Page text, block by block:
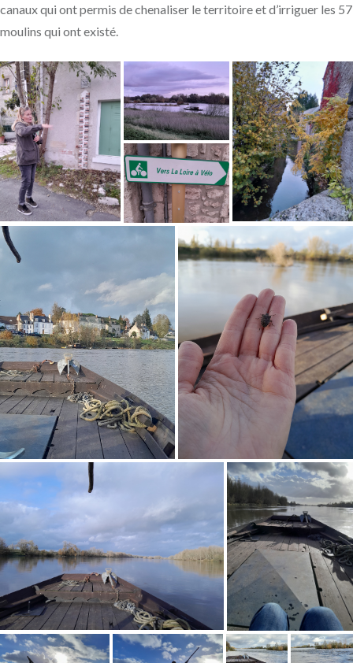
canaux qui ont permis de chenaliser le territoire et d’irriguer les 57
moulins qui ont existé.